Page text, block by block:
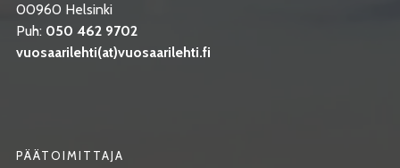
00960 Helsinki
Puh: 050 462 9702
vuosaarilehti(at)vuosaarilehti.fi
PÄÄTOIMITTAJA